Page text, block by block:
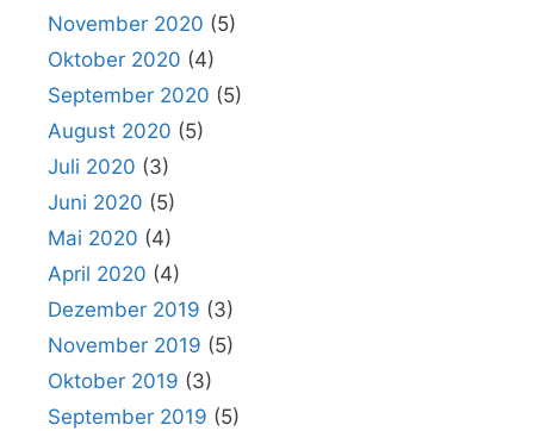
November 2020 (5)
Oktober 2020 (4)
September 2020 (5)
August 2020 (5)
Juli 2020 (3)
Juni 2020 (5)
Mai 2020 (4)
April 2020 (4)
Dezember 2019 (3)
November 2019 (5)
Oktober 2019 (3)
September 2019 (5)